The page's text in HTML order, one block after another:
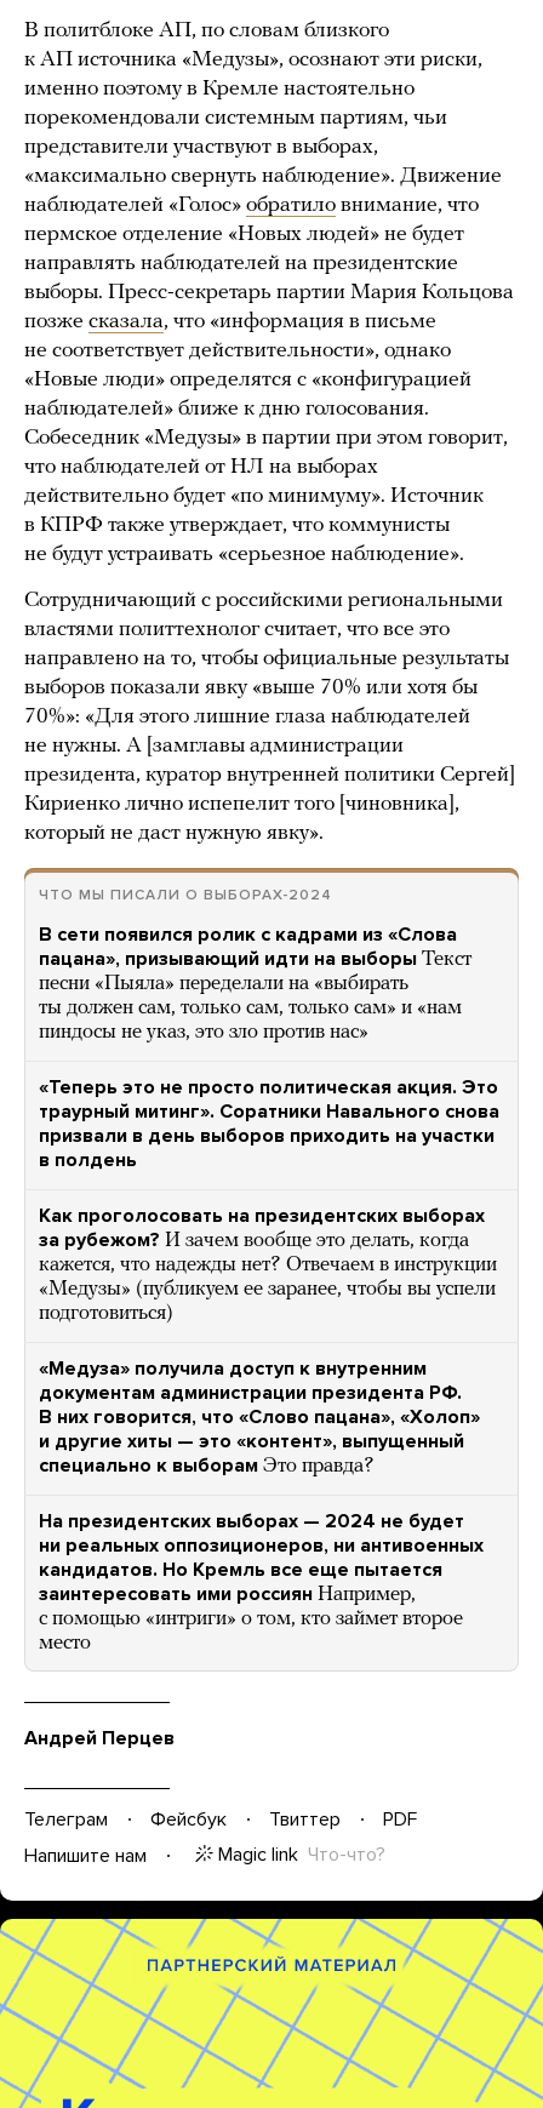
В политблоке АП, по словам близкого
к АП источника «Медузы», осознают эти риски,
именно поэтому в Кремле настоятельно
порекомендовали системным партиям, чьи
представители участвуют в выборах,
«максимально свернуть наблюдение». Движение
наблюдателей «Голос» обратило внимание, что
пермское отделение «Новых людей» не будет
направлять наблюдателей на президентские
выборы. Пресс-секретарь партии Мария Кольцова
позже сказала, что «информация в письме
не соответствует действительности», однако
«Новые люди» определятся с «конфигурацией
наблюдателей» ближе к дню голосования.
Собеседник «Медузы» в партии при этом говорит,
что наблюдателей от НЛ на выборах
действительно будет «по минимуму». Источник
в КПРФ также утверждает, что коммунисты
не будут устраивать «серьезное наблюдение».
Сотрудничающий с российскими региональными
властями политтехнолог считает, что все это
направлено на то, чтобы официальные результаты
выборов показали явку «выше 70% или хотя бы
70%»: «Для этого лишние глаза наблюдателей
не нужны. А [замглавы администрации
президента, куратор внутренней политики Сергей]
Кириенко лично испепелит того [чиновника],
который не даст нужную явку».
ЧТО МЫ ПИСАЛИ О ВЫБОРАХ-2024
В сети появился ролик с кадрами из «Слова
пацана», призывающий идти на выборы Текст
песни «Пыяла» переделали на «выбирать
ты должен сам, только сам, только сам» и «нам
пиндосы не указ, это зло против нас»
«Теперь это не просто политическая акция. Это
траурный митинг». Соратники Навального снова
призвали в день выборов приходить на участки
в полдень
Как проголосовать на президентских выборах
за рубежом? И зачем вообще это делать, когда
кажется, что надежды нет? Отвечаем в инструкции
«Медузы» (публикуем ее заранее, чтобы вы успели
подготовиться)
«Медуза» получила доступ к внутренним
документам администрации президента РФ.
В них говорится, что «Слово пацана», «Холоп»
и другие хиты — это «контент», выпущенный
специально к выборам Это правда?
На президентских выборах — 2024 не будет
ни реальных оппозиционеров, ни антивоенных
кандидатов. Но Кремль все еще пытается
заинтересовать ими россиян Например,
с помощью «интриги» о том, кто займет второе
место
Андрей Перцев
Телеграм Фейсбук Твиттер
PDF
Напишите нам
Magic link Что-что?